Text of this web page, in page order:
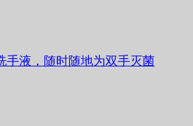
手液，随时随地为双手灭菌